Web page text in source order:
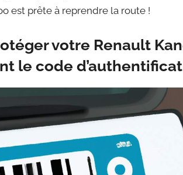
est prête à reprendre la route !
votre Renault
le code